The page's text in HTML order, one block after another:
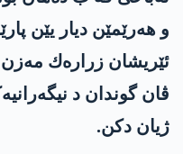
و هه‌رێمێن دیار یێن
ئێریشان زراره‌ك
ڤان گوندان د
ژیان دكن.